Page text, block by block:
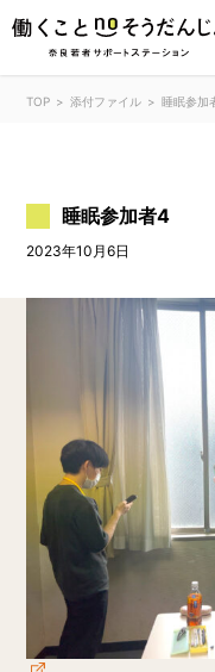
TOP 添付ファイル 睡眠参加
睡眠参加者4
2023年10月6日